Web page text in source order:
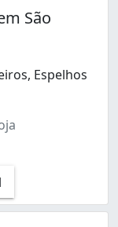
São
Espelhos